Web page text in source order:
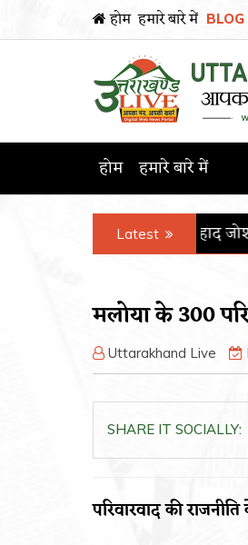
होम हमारे बारे में BLOG
होम हमारे बारे में
Latest
प्रल्हाद जोशी ने केंद्रीय शिक्षा मंत्रालय
मलोया के 300
Uttarakhand Live
SHARE IT SOCIALLY:
परिवारवाद की